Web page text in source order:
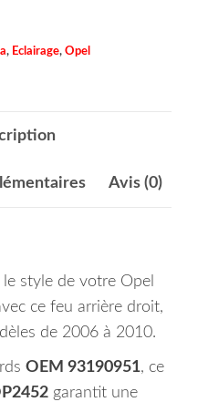
, Eclairage, Opel
Avis (0)
style de votre Opel
ce feu arrière droit,
de 2006 à 2010.
OEM 93190951, ce
garantit une